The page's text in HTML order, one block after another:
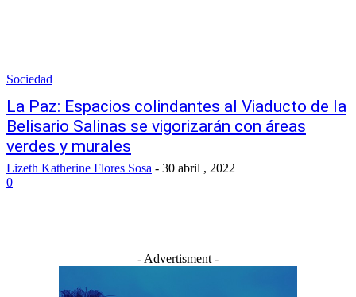
Sociedad
La Paz: Espacios colindantes al Viaducto de la
Belisario Salinas se vigorizarán con áreas
verdes y murales
Lizeth Katherine Flores Sosa - 30 abril , 2022
0
- Advertisment -